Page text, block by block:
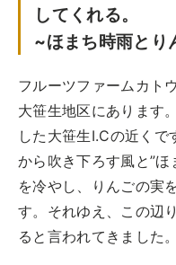
トップ
実例一覧
お問合せ
してくれる。
~ほまち時雨とり
フルーツファームカト
大笹生地区にあります
した大笹生I.Cの近く
から吹き下ろす風と”
を冷やし、りんごの実
す。それゆえ、この辺
ると言われてきました。